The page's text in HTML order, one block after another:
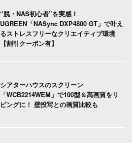
“脱・NAS初心者”を実感！
UGREEN「NASync DXP4800 GT」で叶え
るストレスフリーなクリエイティブ環境
【割引クーポン有】
シアターハウスのスクリーン
「WCB2214WEM」で100型＆高画質をリ
ビングに！ 壁投写との画質比較も